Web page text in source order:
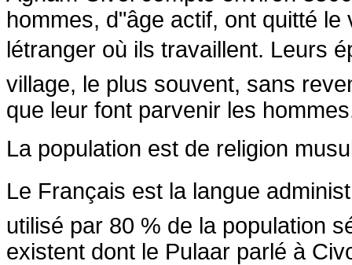
hommes, d"âge actif, ont quitté
létranger où ils travaillent. Leurs
village, le plus souvent, sans
que leur font parvenir les
La population est de religion
Le Français est la langue
utilisé par 80 % de la population
existent dont le Pulaar parlé à